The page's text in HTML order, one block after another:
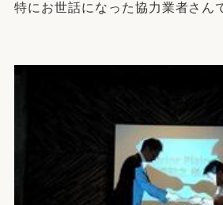
特にお世話になった協力業者さん